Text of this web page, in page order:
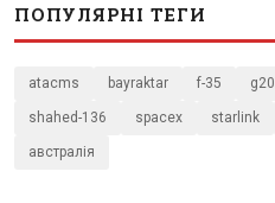
ПОПУЛЯРНІ ТЕГИ
atacms bayraktar f-35 g20
shahed-136 spacex starlink
австралія